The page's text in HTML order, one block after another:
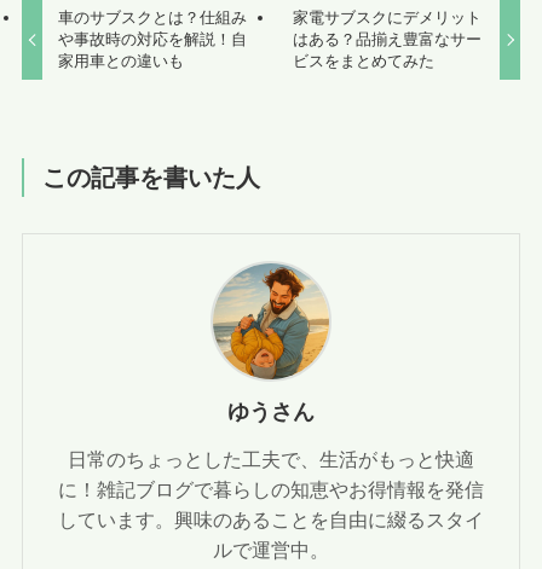
車のサブスクとは？仕組み
や事故時の対応を解説！自
家用車との違いも
家電サブスクにデメリット
はある？品揃え豊富なサー
ビスをまとめてみた
この記事を書いた人
ゆうさん
日常のちょっとした工夫で、生活がもっと快適
に！雑記ブログで暮らしの知恵やお得情報を発信
しています。興味のあることを自由に綴るスタイ
ルで運営中。